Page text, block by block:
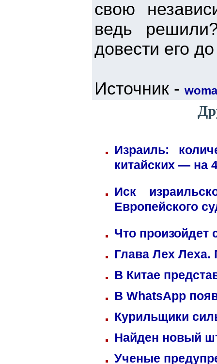
свою
ведь
довести его
Источник -
Израиль:
китайских — на
Иск
Европейского
Что произойдет
Глава Лех
В Китае
В WhatsApp
Курильщики
Найден новый
Ученые